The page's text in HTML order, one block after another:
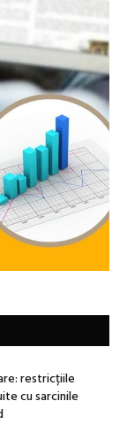
restricțiile
cu sarcinile